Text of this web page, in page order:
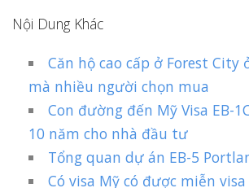
Nội Dung Khác
Căn hộ cao cấp ở Forest City
mà nhiều người chọn mua
Con đường đến Mỹ Visa EB-
10 năm cho nhà đầu tư
Tổng quan dự án EB-5
Có visa Mỹ có được miễn